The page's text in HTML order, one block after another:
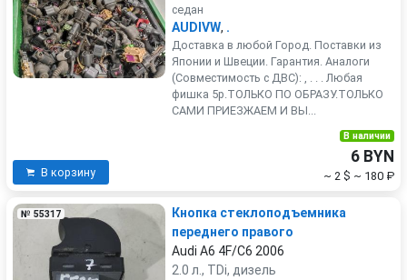
седан
AUDIVW, .
Доставка в любой Город. Поставки из
Японии и Швеции. Гарантия. Аналоги
(Совместимость с ДВС): , . . . Любая
фишка 5р.ТОЛЬКО ПО ОБРАЗУ.ТОЛЬКО
САМИ ПРИЕЗЖАЕМ И ВЫ...
В корзину
В наличии
6 BYN
~ 2 $ ~ 180 ₽
№ 55317
Кнопка стеклоподъемника
переднего правого
Audi A6 4F/C6 2006
2.0 л., TDi, дизель